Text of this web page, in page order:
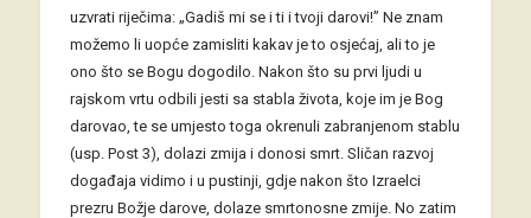
uzvrati riječima: „Gadiš mi se i ti i tvoji darovi!” Ne znam
možemo li uopće zamisliti kakav je to osjećaj, ali to je
ono što se Bogu dogodilo. Nakon što su prvi ljudi u
rajskom vrtu odbili jesti sa stabla života, koje im je Bog
darovao, te se umjesto toga okrenuli zabranjenom stablu
(usp. Post 3), dolazi zmija i donosi smrt. Sličan razvoj
događaja vidimo i u pustinji, gdje nakon što Izraelci
prezru Božje darove, dolaze smrtonosne zmije. No zatim